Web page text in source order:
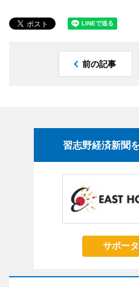
前の記事
習志野経済新聞
サポー